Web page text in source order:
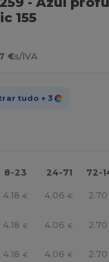
155
€s/IVA
tudo + 3
8-23 24-71 72-
4.18 € 4.06 € 2.70
4.18 € 4.06 € 2.70
4.18 € 4.06 € 2.70